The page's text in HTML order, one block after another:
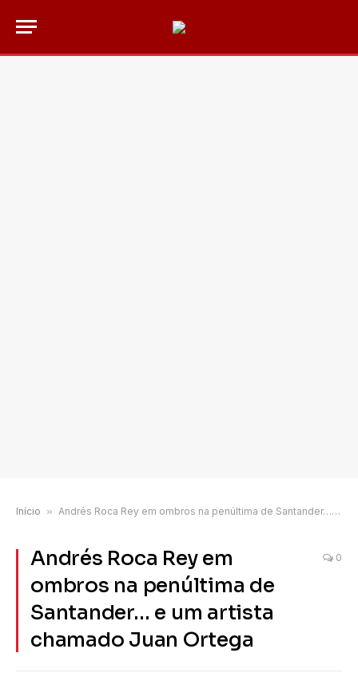
Início » Andrés Roca Rey em ombros na penúltima de Santander… e um artista chamado Juan Ortega
Andrés Roca Rey em
ombros na penúltima de
Santander… e um artista
chamado Juan Ortega
0